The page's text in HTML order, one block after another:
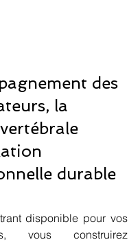
des
la
durable
disponible pour vos
vous construirez